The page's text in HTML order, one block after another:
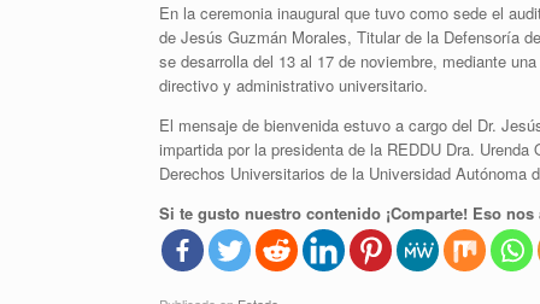
En la ceremonia inaugural que tuvo como sede el
de Jesús Guzmán Morales, Titular de la Defensoría
se desarrolla del 13 al 17 de noviembre, mediante
directivo y administrativo universitario.
El mensaje de bienvenida estuvo a cargo del Dr.
impartida por la presidenta de la REDDU Dra.
Derechos Universitarios de la Universidad Autónoma
Si te gusto nuestro contenido ¡Comparte! Eso nos